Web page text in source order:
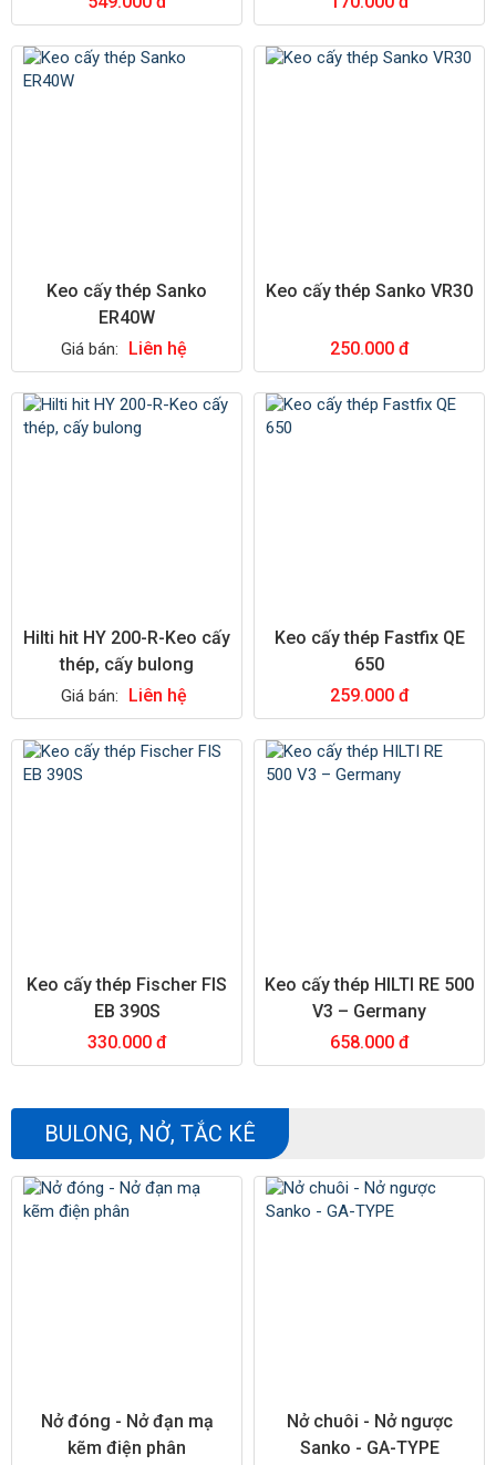
Keo cấy thép Sanko
ER40W
Giá bán: Liên hệ
Keo cấy thép Sanko VR30
250.000 đ
Hilti hit HY 200-R-Keo cấy
thép, cấy bulong
Giá bán: Liên hệ
Keo cấy thép Fastfix QE
650
259.000 đ
Keo cấy thép Fischer FIS
EB 390S
330.000 đ
Keo cấy thép HILTI RE 500
V3 – Germany
658.000 đ
BULONG, NỞ, TẮC KÊ
Nở đóng - Nở đạn mạ
kẽm điện phân
Nở chuôi - Nở ngược
Sanko - GA-TYPE